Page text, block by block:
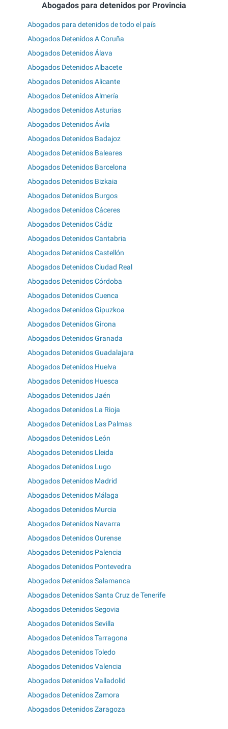
Abogados para detenidos por Provincia
Abogados para detenidos de todo el país
Abogados Detenidos A Coruña
Abogados Detenidos Álava
Abogados Detenidos Albacete
Abogados Detenidos Alicante
Abogados Detenidos Almería
Abogados Detenidos Asturias
Abogados Detenidos Ávila
Abogados Detenidos Badajoz
Abogados Detenidos Baleares
Abogados Detenidos Barcelona
Abogados Detenidos Bizkaia
Abogados Detenidos Burgos
Abogados Detenidos Cáceres
Abogados Detenidos Cádiz
Abogados Detenidos Cantabria
Abogados Detenidos Castellón
Abogados Detenidos Ciudad Real
Abogados Detenidos Córdoba
Abogados Detenidos Cuenca
Abogados Detenidos Gipuzkoa
Abogados Detenidos Girona
Abogados Detenidos Granada
Abogados Detenidos Guadalajara
Abogados Detenidos Huelva
Abogados Detenidos Huesca
Abogados Detenidos Jaén
Abogados Detenidos La Rioja
Abogados Detenidos Las Palmas
Abogados Detenidos León
Abogados Detenidos Lleida
Abogados Detenidos Lugo
Abogados Detenidos Madrid
Abogados Detenidos Málaga
Abogados Detenidos Murcia
Abogados Detenidos Navarra
Abogados Detenidos Ourense
Abogados Detenidos Palencia
Abogados Detenidos Pontevedra
Abogados Detenidos Salamanca
Abogados Detenidos Santa Cruz de Tenerife
Abogados Detenidos Segovia
Abogados Detenidos Sevilla
Abogados Detenidos Tarragona
Abogados Detenidos Toledo
Abogados Detenidos Valencia
Abogados Detenidos Valladolid
Abogados Detenidos Zamora
Abogados Detenidos Zaragoza